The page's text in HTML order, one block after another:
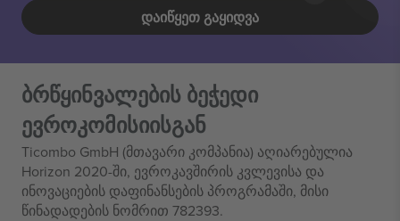
ᲓᲐᲘᲬᲧᲔᲗ ᲒᲐᲧᲘᲓᲕᲐ
ბრწყინვალების ბეჭედი
ევროკომისიისგან
Ticombo GmbH (მთავარი კომპანია) აღიარებულია
Horizon 2020-ში, ევროკავშირის კვლევისა და
ინოვაციების დაფინანსების პროგრამაში, მისი
წინადადების ნომრით 782393.